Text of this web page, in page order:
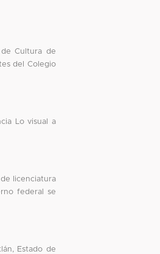
Cultura de
del Colegio
Lo visual a
licenciatura
federal se
Estado de